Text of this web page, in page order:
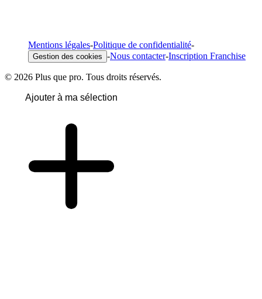
Mentions légales-Politique de confidentialité-
Gestion des cookies -Nous contacter-Inscription Franchise
© 2026 Plus que pro. Tous droits réservés.
Ajouter à ma sélection